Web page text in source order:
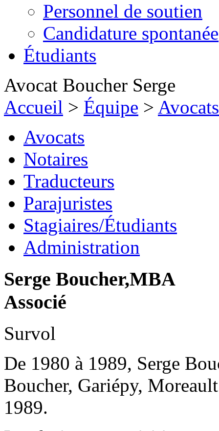
Personnel de soutien
Candidature spontanée
Étudiants
Avocat Boucher Serge
Accueil > Équipe > Avocats
Avocats
Notaires
Traducteurs
Parajuristes
Stagiaires/Étudiants
Administration
Serge Boucher,MBA
Associé
Survol
De 1980 à 1989, Serge
Boucher, Gariépy,
1989.